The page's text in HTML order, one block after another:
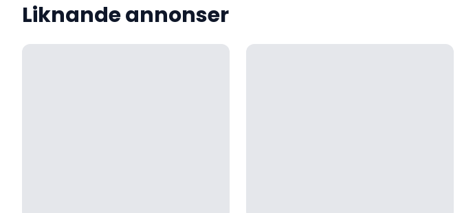
Liknande annonser